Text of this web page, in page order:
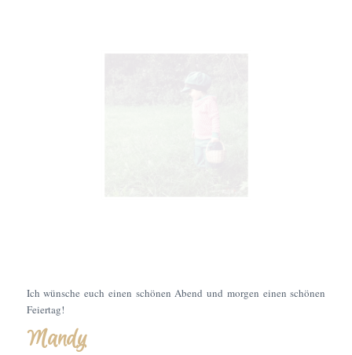
Ich wünsche euch einen schönen Abend und morgen einen schönen
Feiertag!
Mandy